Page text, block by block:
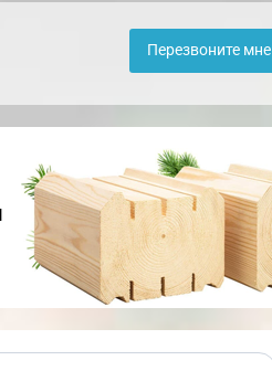
Перезвоните мне